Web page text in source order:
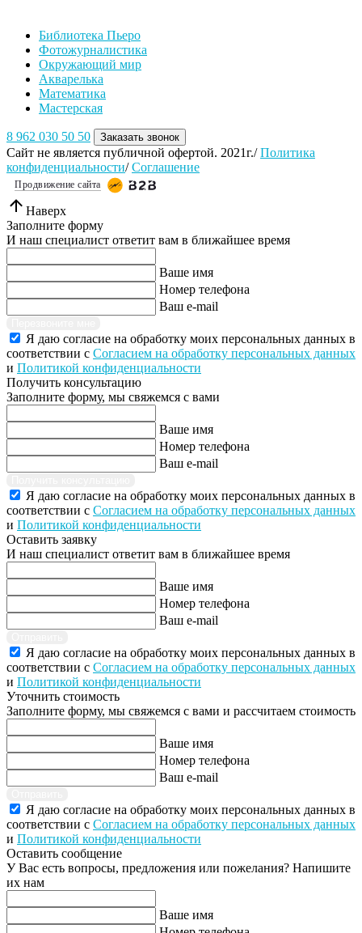
Библиотека Пьеро
Фотожурналистика
Окружающий мир
Акварелька
Математика
Мастерская
8 962 030 50 50 Заказать звонок
Сайт не является публичной офертой. 2021г./Политика
конфиденциальности/ Соглашение
Продвижение сайта
Наверх
Заполните форму
И наш специалист ответит вам в ближайшее время
Ваше имя
Номер телефона
Ваш e-mail
Я даю согласие на обработку моих персональных данных в
соответствии с Согласием на обработку персональных данных
и Политикой конфиденциальности
Получить консультацию
Заполните форму, мы свяжемся с вами
Ваше имя
Номер телефона
Ваш e-mail
Я даю согласие на обработку моих персональных данных в
соответствии с Согласием на обработку персональных данных
и Политикой конфиденциальности
Оставить заявку
И наш специалист ответит вам в ближайшее время
Ваше имя
Номер телефона
Ваш e-mail
Я даю согласие на обработку моих персональных данных в
соответствии с Согласием на обработку персональных данных
и Политикой конфиденциальности
Уточнить стоимость
Заполните форму, мы свяжемся с вами и рассчитаем стоимость
Ваше имя
Номер телефона
Ваш e-mail
Я даю согласие на обработку моих персональных данных в
соответствии с Согласием на обработку персональных данных
и Политикой конфиденциальности
Оставить сообщение
У Вас есть вопросы, предложения или пожелания? Напишите
их нам
Ваше имя